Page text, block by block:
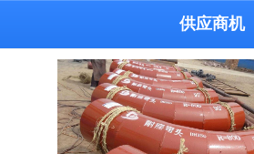
供应商机